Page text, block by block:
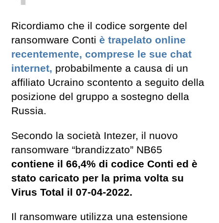
Ricordiamo che il codice sorgente del
ransomware Conti è trapelato online
recentemente, comprese le sue chat
internet, probabilmente a causa di un
affiliato Ucraino scontento a seguito della
posizione del gruppo a sostegno della
Russia.
Secondo la società Intezer, il nuovo
ransomware “brandizzato” NB65
contiene il 66,4% di codice Conti ed è
stato caricato per la prima volta su
Virus Total il 07-04-2022.
Il ransomware utilizza una estensione